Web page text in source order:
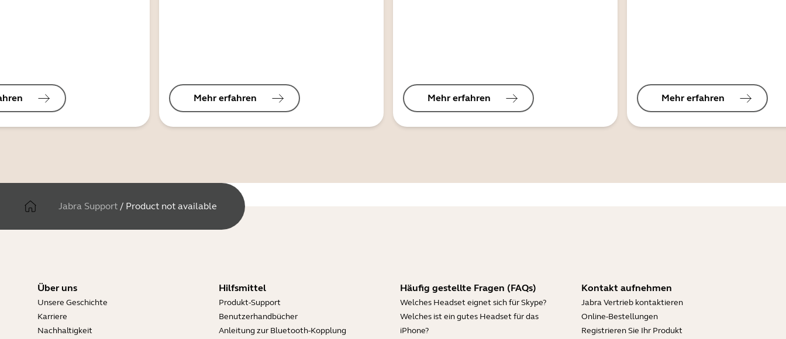
Mehr erfahren Mehr erfahren Mehr erfahren
Jabra Support / Product not available
Über uns
Unsere Geschichte
Karriere
Nachhaltigkeit
Hilfsmittel
Produkt-Support
Benutzerhandbücher
Anleitung zur Bluetooth-Kopplung
Häufig gestellte Fragen (FAQs)
Welches Headset eignet sich für Skype?
Welches ist ein gutes Headset für das
iPhone?
Kontakt aufnehmen
Jabra Vertrieb kontaktieren
Online-Bestellungen
Registrieren Sie Ihr Produkt